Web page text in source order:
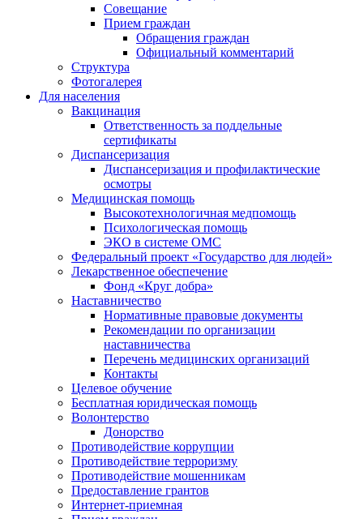
Совещание
Прием граждан
Обращения граждан
Официальный комментарий
Структура
Фотогалерея
Для населения
Вакцинация
Ответственность за поддельные
сертификаты
Диспансеризация
Диспансеризация и профилактические
осмотры
Медицинская помощь
Высокотехнологичная медпомощь
Психологическая помощь
ЭКО в системе ОМС
Федеральный проект «Государство для людей»
Лекарственное обеспечение
Фонд «Круг добра»
Наставничество
Нормативные правовые документы
Рекомендации по организации
наставничества
Перечень медицинских организаций
Контакты
Целевое обучение
Бесплатная юридическая помощь
Волонтерство
Донорство
Противодействие коррупции
Противодействие терроризму
Противодействие мошенникам
Предоставление грантов
Интернет-приемная